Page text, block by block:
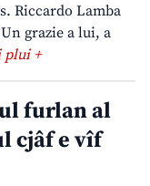
Riccardo Lamba
grazie a lui, a
plui +
furlan al
cjâf e vîf